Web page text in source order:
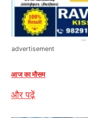
advertisement
आज का मौसम
और पढ़ें